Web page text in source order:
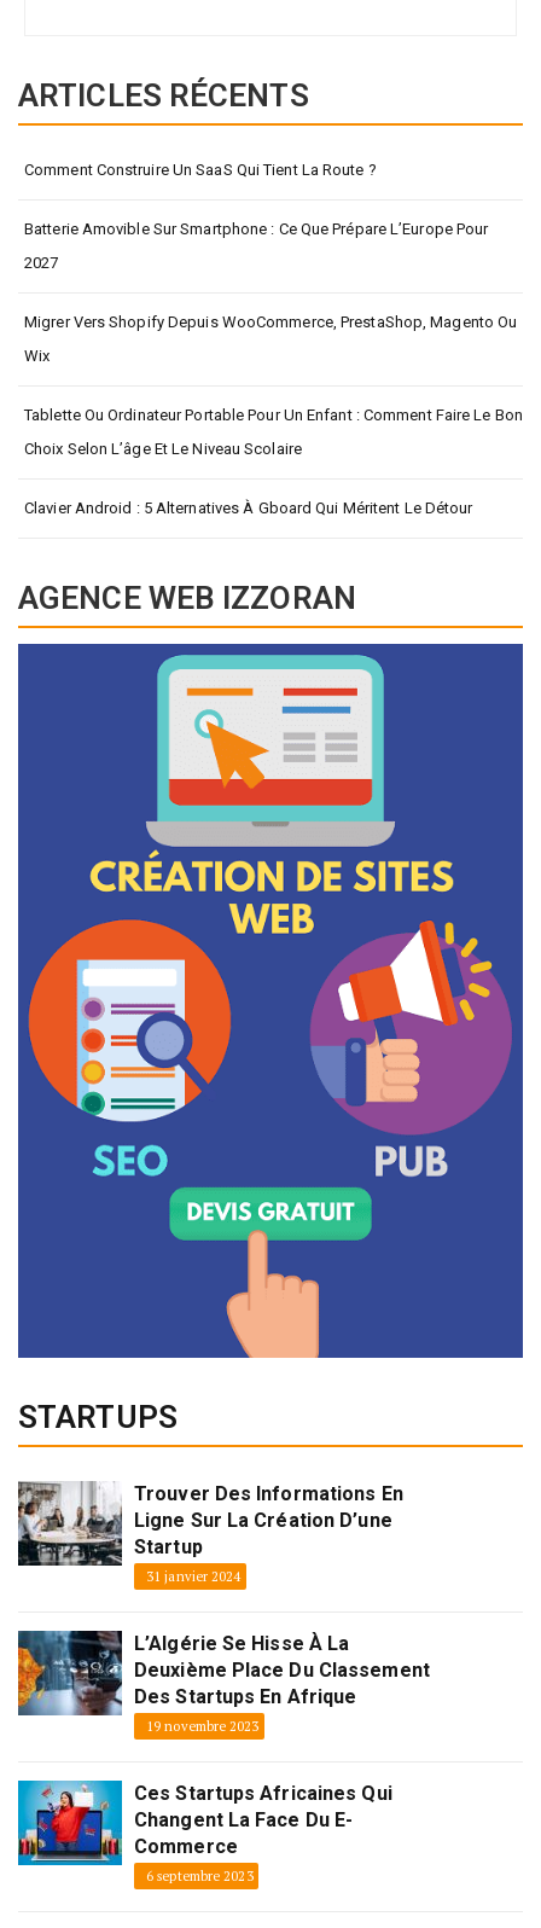
ARTICLES RÉCENTS
Comment Construire Un SaaS Qui Tient La Route ?
Batterie Amovible Sur Smartphone : Ce Que Prépare L’Europe Pour
2027
Migrer Vers Shopify Depuis WooCommerce, PrestaShop, Magento Ou
Wix
Tablette Ou Ordinateur Portable Pour Un Enfant : Comment Faire Le Bon
Choix Selon L’âge Et Le Niveau Scolaire
Clavier Android : 5 Alternatives À Gboard Qui Méritent Le Détour
AGENCE WEB IZZORAN
STARTUPS
Trouver Des Informations En
Ligne Sur La Création D’une
Startup
31 janvier 2024
L’Algérie Se Hisse À La
Deuxième Place Du Classement
Des Startups En Afrique
19 novembre 2023
Ces Startups Africaines Qui
Changent La Face Du E-
Commerce
6 septembre 2023